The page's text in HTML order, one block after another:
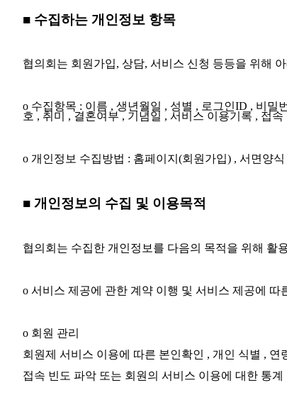
■ 수집하는 개인정보 항목
협의회는 회원가입, 상담, 서비스 신청 등등을 위해
ο 수집항목 : 이름 , 생년월일 , 성별 , 로그인ID , 비밀
호 , 취미 , 결혼여부 , 기념일 , 서비스 이용기록 , 접
ο 개인정보 수집방법 : 홈페이지(회원가입) , 서면양식
■ 개인정보의 수집 및 이용목적
협의회는 수집한 개인정보를 다음의 목적을 위해 활
ο 서비스 제공에 관한 계약 이행 및 서비스 제공에
ο 회원 관리
회원제 서비스 이용에 따른 본인확인 , 개인 식별 ,
접속 빈도 파악 또는 회원의 서비스 이용에 대한 통계